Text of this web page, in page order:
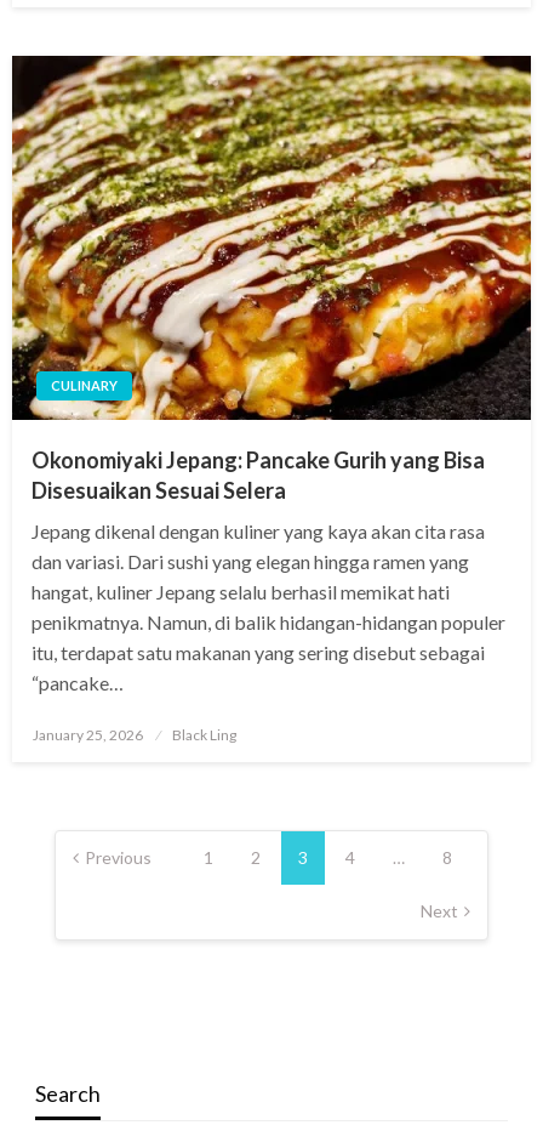
CULINARY
Okonomiyaki Jepang: Pancake Gurih yang Bisa
Disesuaikan Sesuai Selera
Jepang dikenal dengan kuliner yang kaya akan cita rasa
dan variasi. Dari sushi yang elegan hingga ramen yang
hangat, kuliner Jepang selalu berhasil memikat hati
penikmatnya. Namun, di balik hidangan-hidangan populer
itu, terdapat satu makanan yang sering disebut sebagai
“pancake…
Posted
January 25, 2026 Black Ling
Posts
pagination
Previous 1 2 3 4 … 8
Next
Search